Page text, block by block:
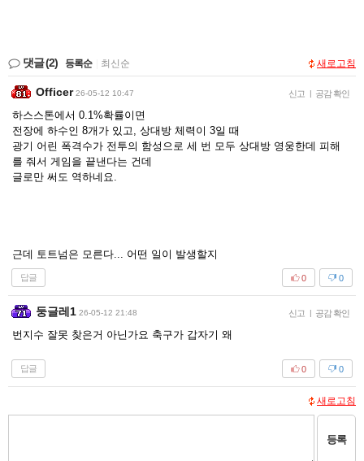
댓글(2) 등록순 최신순 새로고침
Officer 26-05-12 10:47 신고 | 공감 확인
하스스톤에서 0.1%확률이면
전장에 하수인 8개가 있고, 상대방 체력이 3일 때
광기 어린 폭격수가 전투의 함성으로 세 번 모두 상대방 영웅한데 피해
를 줘서 게임을 끝낸다는 건데
글로만 써도 역하네요.
근데 토트넘은 모른다... 어떤 일이 발생할지
답글 0
0
둥글레1 26-05-12 21:48 신고 | 공감 확인
번지수 잘못 찾은거 아닌가요 축구가 갑자기 왜
답글 0
0
새로고침
등록